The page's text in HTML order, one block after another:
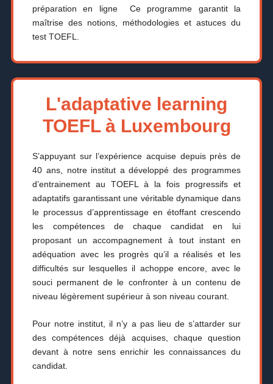
préparation en ligne Ce programme garantit la
maîtrise des notions, méthodologies et astuces du
test TOEFL.
L'adaptative learning
TOEFL à Luxembourg
S’appuyant sur l’expérience acquise depuis près de
40 ans, notre institut a développé des programmes
d’entrainement au TOEFL à la fois progressifs et
adaptatifs garantissant une véritable dynamique dans
le processus d’apprentissage en étoffant crescendo
les compétences de chaque candidat en lui
proposant un accompagnement à tout instant en
adéquation avec les progrès qu’il a réalisés et les
difficultés sur lesquelles il achoppe encore, avec le
souci permanent de le confronter à un contenu de
niveau légèrement supérieur à son niveau courant.
Pour notre institut, il n’y a pas lieu de s’attarder sur
des compétences déjà acquises, chaque question
devant à notre sens enrichir les connaissances du
candidat.